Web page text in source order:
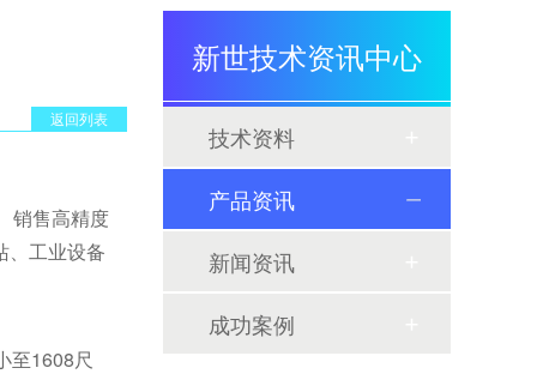
返回列表
销售高精度
、工业设备
至1608尺
新世技术资讯中心
技术资料
产品资讯
新闻资讯
成功案例